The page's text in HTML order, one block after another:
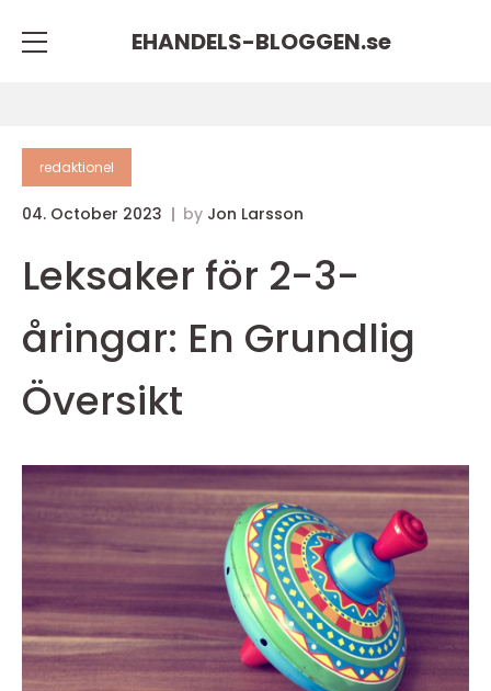
EHANDELS-BLOGGEN.se
redaktionel
04. October 2023 by Jon Larsson
Leksaker för 2-3-
åringar: En Grundlig
Översikt